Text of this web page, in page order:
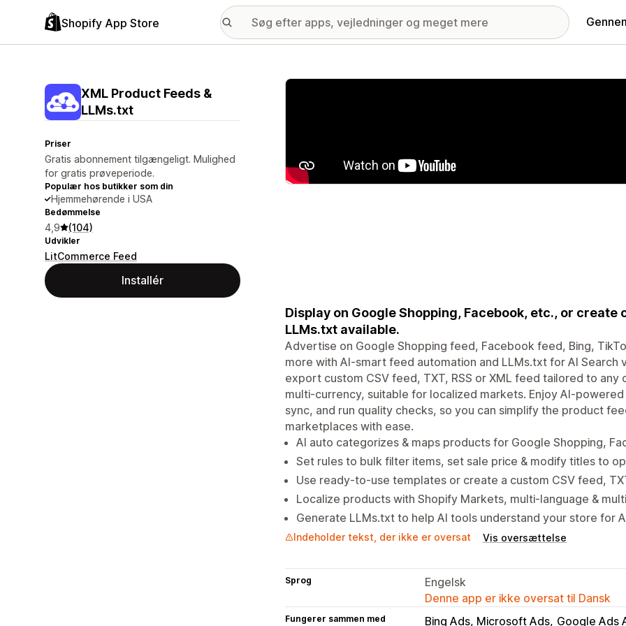
Shopify App Store
XML Product Feeds &
LLMs.txt
Priser
Gratis abonnement tilgængeligt. Mulighed
for gratis prøveperiode.
Populær hos butikker som din
Hjemmehørende i USA
Bedømmelse
4,9 (104)
Udvikler
LitCommerce Feed
Installér
Galleri med udvalgte billeder
Display on Google Shopping, Facebook, etc., or create
LLMs.txt available.
Advertise on Google Shopping feed, Facebook feed, Bing,
more with AI-smart feed automation and LLMs.txt for AI Search
export custom CSV feed, TXT, RSS or XML feed tailored to
multi-currency, suitable for localized markets. Enjoy AI-
sync, and run quality checks, so you can simplify the product
marketplaces with ease.
AI auto categorizes & maps products for Google Shopping,
Set rules to bulk filter items, set sale price & modify titles to
Use ready-to-use templates or create a custom CSV feed,
Localize products with Shopify Markets, multi-language &
Generate LLMs.txt to help AI tools understand your store for
Indeholder tekst, der ikke er oversat Vis oversættelse
Sprog
Engelsk
Denne app er ikke oversat til Dansk
Fungerer sammen med Bing Ads, Microsoft Ads Google Ads